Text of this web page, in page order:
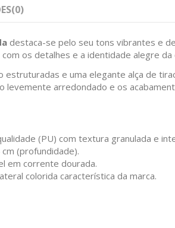
(0)
destaca-se pelo seu tons vibrantes e
os detalhes e a identidade alegre da
e uma elegante alça de
levemente arredondado e os
(PU) com textura granulada e
(profundidade).
em corrente dourada.
colorida característica da marca.